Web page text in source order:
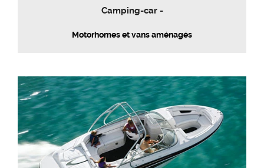
Camping-car -
Motorhomes et vans aménagés